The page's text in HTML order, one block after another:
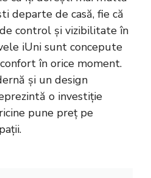
departe de casă, fie că
control și vizibilitate în
iUni sunt concepute
în orice moment.
și un design
o investiție
pune preț pe